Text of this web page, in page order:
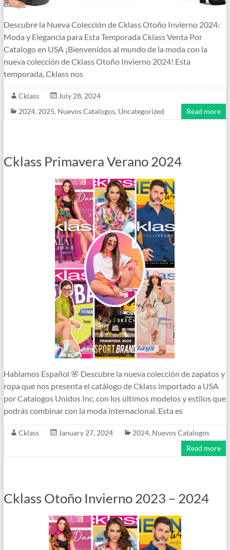
Descubre la Nueva Colección de Cklass Otoño Invierno 2024:
Moda y Elegancia para Esta Temporada Cklass Venta Por
Catalogo en USA ¡Bienvenidos al mundo de la moda con la
nueva colección de Cklass Otoño Invierno 2024! Esta
temporada, Cklass nos
Cklass
July 28, 2024
2024, 2025, Nuevos Catalogos, Uncategorized Read more
Cklass Primavera Verano 2024
Hablamos Español 🌸 Descubre la nueva colección de zapatos y
ropa que nos presenta el catálogo de Cklass importado a USA
por Catalogos Unidos Inc, con los últimos modelos y estilos que
podrás combinar con la moda internacional. Esta es
Cklass January 27, 2024 2024, Nuevos Catalogos
Read more
Cklass Otoño Invierno 2023 – 2024